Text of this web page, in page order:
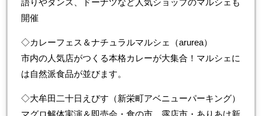
語りやダンス、ドーナツなど人気ショップのマルシェも
開催
◇カレーフェス＆ナチュラルマルシェ（arurea）
市内の人気店がつくる本格カレーが大集合！マルシェに
は自然派食品が並びます。
◇大牟田二十日えびす（新栄町アベニューパーキング）
マグロ解体実演＆即売会・食の市、露店市・ありあけ新